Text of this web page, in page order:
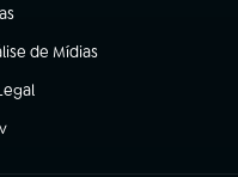
aba)
de Mídias
aba)
aba)